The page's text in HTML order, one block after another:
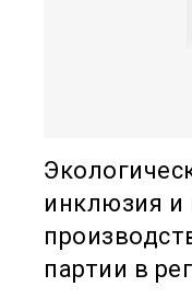
инклюзия и
партии в